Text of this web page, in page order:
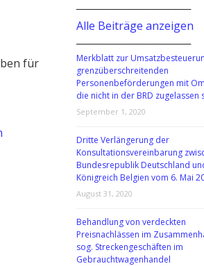
für
───────────────
Alle Beiträge anzeigen
───────────────
Merkblatt zur
grenzüberschreitenden
Personenbeförderungen mit
die nicht in der BRD zugelassen
September 1, 2020
Dritte Verlängerung der
Konsultationsvereinbarung
Bundesrepublik Deutschland
Königreich Belgien vom 6. Mai
August 31, 2020
Behandlung von verdeckten
Preisnachlässen im
sog. Streckengeschäften im
Gebrauchtwagenhandel